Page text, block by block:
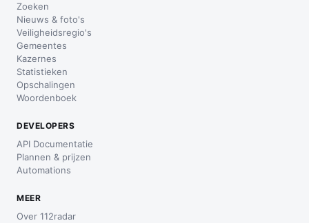
Zoeken
Nieuws & foto's
Veiligheidsregio's
Gemeentes
Kazernes
Statistieken
Opschalingen
Woordenboek
DEVELOPERS
API Documentatie
Plannen & prijzen
Automations
MEER
Over 112radar